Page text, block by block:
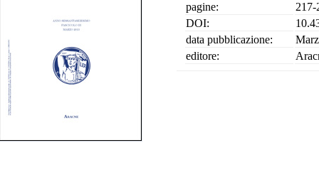
pagine:
217-
DOI:
data pubblicazione:
editore: